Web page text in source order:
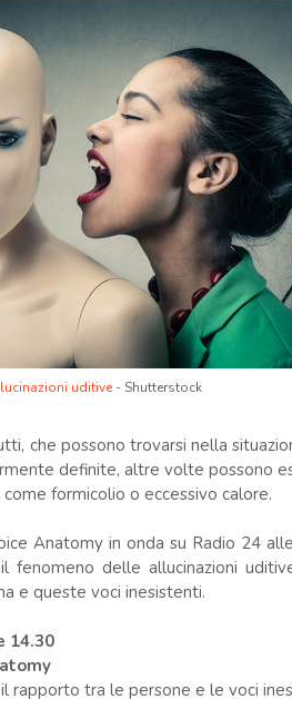
uditive - Shutterstock
che possono trovarsi nella
definite, altre volte possono
come formicolio o eccessivo calore.
Anatomy in onda su Radio 24
fenomeno delle allucinazioni
e queste voci inesistenti.
14.30
rapporto tra le persone e le voci